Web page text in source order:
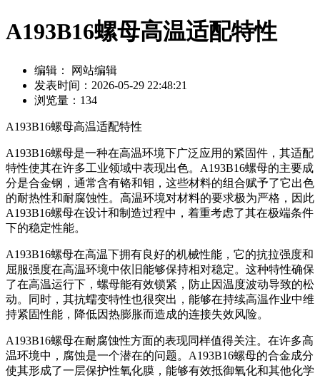
A193B16螺母高温适配特性
编辑： 网站编辑
发表时间：2026-05-29 22:48:21
浏览量：134
A193B16螺母高温适配特性
A193B16螺母是一种在高温环境下广泛应用的紧固件，其适配
特性使其在许多工业领域中表现出色。A193B16螺母的主要成
分是合金钢，通常含有铬和钼，这些材料的组合赋予了它出色
的耐热性和耐腐蚀性。高温环境对材料的要求极为严格，因此
A193B16螺母在设计和制造过程中，着重考虑了其在极端条件
下的稳定性能。
A193B16螺母在高温下拥有良好的机械性能，它的抗拉强度和
屈服强度在高温环境中依旧能够保持相对稳定。这种特性确保
了在高温运行下，螺母能有效锁紧，防止因温度波动导致的松
动。同时，其抗蠕变特性也很突出，能够在持续高温作业中维
持紧固性能，降低因热膨胀而造成的连接失效风险。
A193B16螺母在耐腐蚀性方面的表现同样值得关注。在许多高
温环境中，腐蚀是一个潜在的问题。A193B16螺母的合金成分
使其形成了一层保护性氧化膜，能够有效抵御氧化和其他化学